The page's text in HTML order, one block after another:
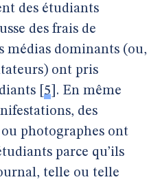
des étudiants
des frais de
médias dominants (ou,
ont pris
5 . En même
des
photographes ont
parce qu’ils
telle ou telle